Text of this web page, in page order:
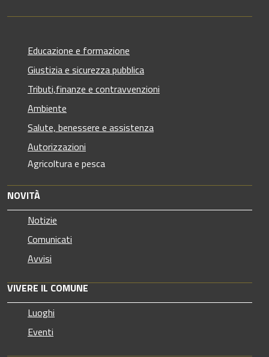
Educazione e formazione
Giustizia e sicurezza pubblica
Tributi,finanze e contravvenzioni
Ambiente
Salute, benessere e assistenza
Autorizzazioni
Agricoltura e pesca
NOVITÀ
Notizie
Comunicati
Avvisi
VIVERE IL COMUNE
Luoghi
Eventi